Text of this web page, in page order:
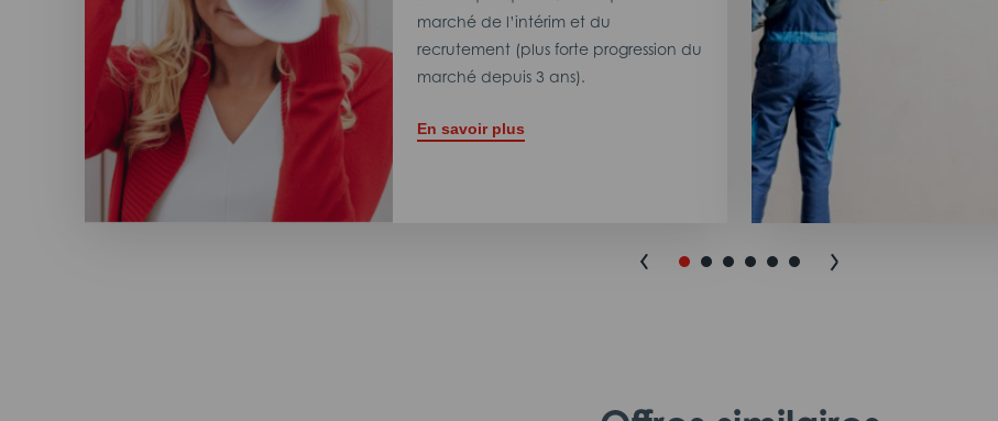
marché de l’intérim et du
recrutement (plus forte progression du
marché depuis 3 ans).
En savoir plus